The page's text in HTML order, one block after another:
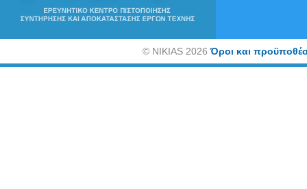
©NIKIAS 2026Όροι και